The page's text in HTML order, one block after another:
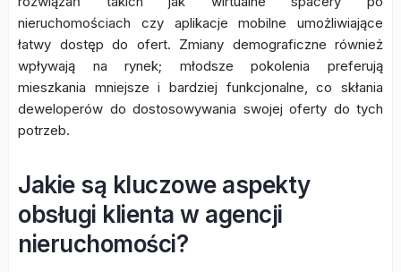
nieruchomościach czy aplikacje mobilne umożliwiające
łatwy dostęp do ofert. Zmiany demograficzne również
wpływają na rynek; młodsze pokolenia preferują
mieszkania mniejsze i bardziej funkcjonalne, co skłania
deweloperów do dostosowywania swojej oferty do tych
potrzeb.
Jakie są kluczowe aspekty
obsługi klienta w agencji
nieruchomości?